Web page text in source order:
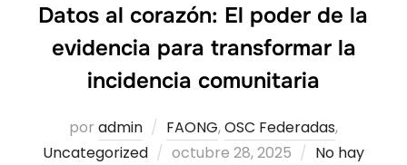
Datos al corazón: El poder de la
evidencia para transformar la
incidencia comunitaria
por admin FAONG,OSC Federadas,
Uncategorized
Publicado
octubre 28, 2025
No hay